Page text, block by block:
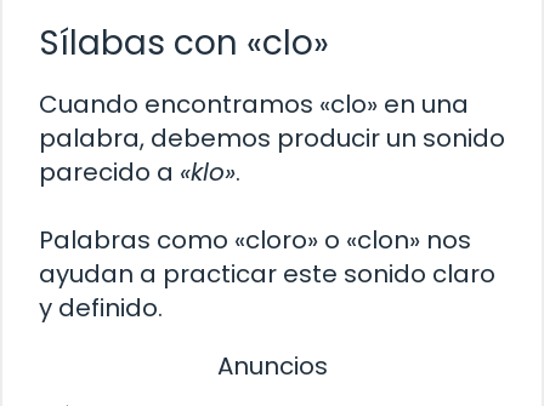
Sílabas con «clo»
Cuando encontramos «clo» en una
palabra, debemos producir un sonido
parecido a «klo».
Palabras como «cloro» o «clon» nos
ayudan a practicar este sonido claro
y definido.
Anuncios